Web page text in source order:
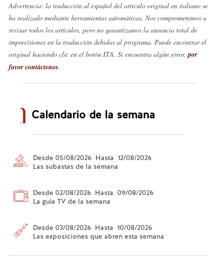
Advertencia: la traducción al español del artículo original en italiano se
ha realizado mediante herramientas automáticas. Nos comprometemos a
revisar todos los artículos, pero no garantizamos la ausencia total de
imprecisiones en la traducción debidas al programa. Puede encontrar el
original haciendo clic en el botón ITA. Si encuentra algún error, por
favor contáctenos.
Calendario de la semana
Desde 05/08/2026 Hasta 12/08/2026
Las subastas de la semana
Desde 02/08/2026 Hasta 09/08/2026
La guía TV de la semana
Desde 03/08/2026 Hasta 10/08/2026
Las exposiciones que abren esta semana